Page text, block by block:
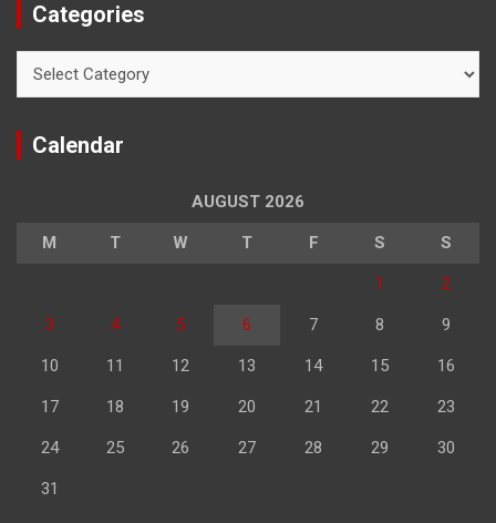
Categories
Calendar
AUGUST 2026
M T W T F S S
1 2
3 4 5 6 7 8 9
10 11 12 13 14 15 16
17 18 19 20 21 22 23
24 25 26 27 28 29 30
31